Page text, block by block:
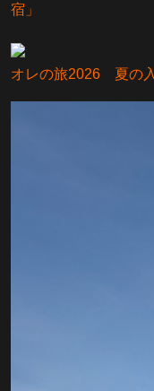
宿」
オレの旅2026 夏の入